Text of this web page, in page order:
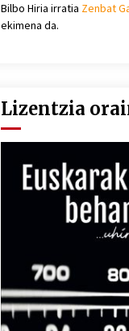
Bilbo Hiria irratia Zenbat
ekimena da.
Lizentzia